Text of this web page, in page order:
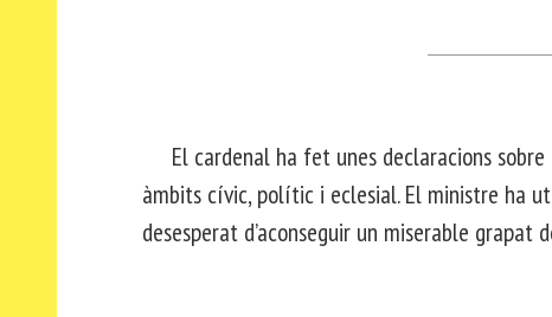
El cardenal ha fet unes declaracions
àmbits cívic, polític i eclesial. El ministre ha
desesperat d’aconseguir un miserable grapat